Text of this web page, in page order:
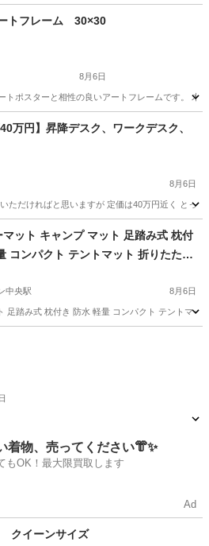
トフレーム 30×30
8月6日
トポスターと相性の良いアートフレームです。
家具 アート
万円】昇降デスク、ワークデスク、
8月6日
ただければと思いますが 定価は40万円近く とっ
オフィス用家具
コンパクト テントマット 折りたたみ
中央駅 8月6日
足踏み式 枕付き 防水 軽量 コンパクト テントマ
ン中央駅
時計 サイト
着物、売ってください👘✨
もOK！最大限買取します
Ad
クイーンサイズ